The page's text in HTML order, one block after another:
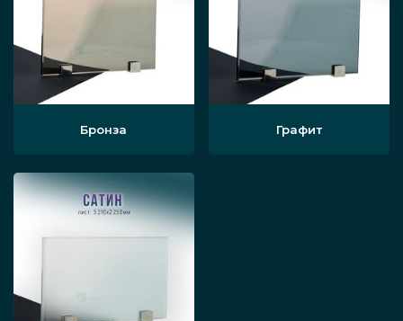
Бронза Графит